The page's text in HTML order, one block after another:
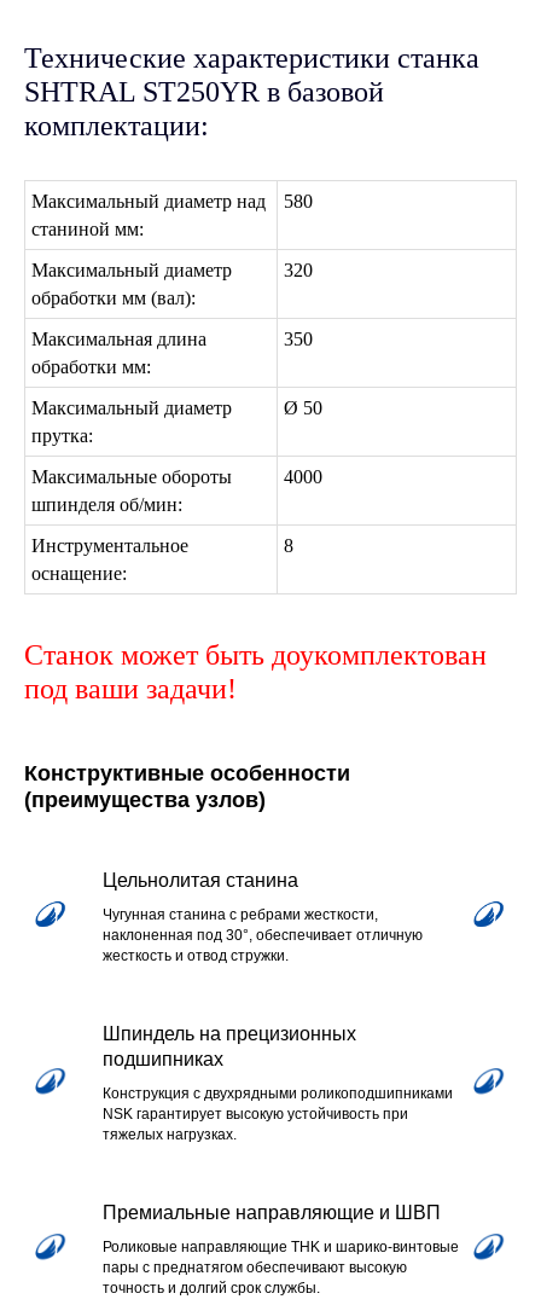
Технические характеристики станка
SHTRAL ST250YR в базовой
комплектации:
Максимальный диаметр над
станиной мм:
580
Максимальный диаметр
обработки мм (вал):
320
Максимальная длина
обработки мм:
350
Максимальный диаметр
прутка:
Ø 50
Максимальные обороты
шпинделя об/мин:
4000
Инструментальное
оснащение:
8
Станок может быть доукомплектован
под ваши задачи!
Конструктивные особенности
(преимущества узлов)
Цельнолитая станина
Чугунная станина с ребрами жесткости,
наклоненная под 30°, обеспечивает отличную
жесткость и отвод стружки.
Шпиндель на прецизионных
подшипниках
Конструкция с двухрядными роликоподшипниками
NSK гарантирует высокую устойчивость при
тяжелых нагрузках.
Премиальные направляющие и ШВП
Роликовые направляющие THK и шарико-винтовые
пары с преднатягом обеспечивают высокую
точность и долгий срок службы.